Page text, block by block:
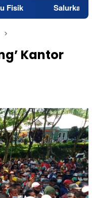
BBM Subsidi 10
Kantor